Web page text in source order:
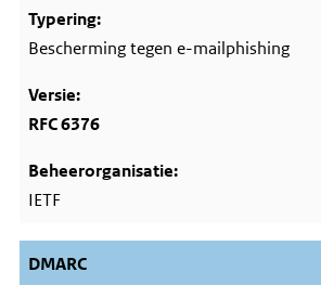
Bescherming tegen e-mailphishing
RFC 6376
IETF
DMARC